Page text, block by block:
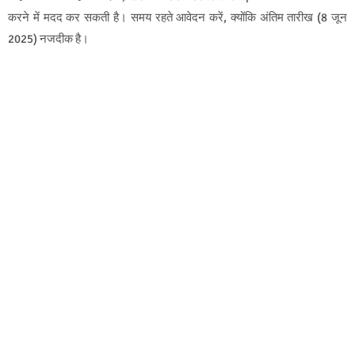
करने में मदद कर सकती है। समय रहते आवेदन करें, क्योंकि अंतिम तारीख (8 जून
2025) नजदीक है।